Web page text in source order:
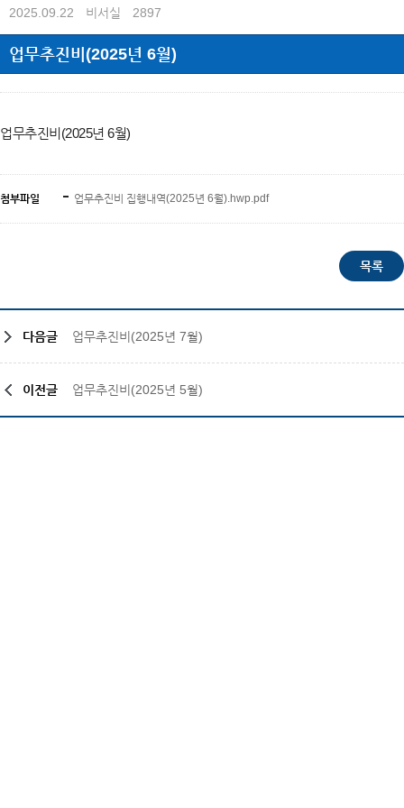
2025.09.22 비서실 2897
업무추진비(2025년 6월)
업무추진비(2025년 6월)
첨부파일 업무추진비 집행내역(2025년 6월).hwp.pdf
다음글 업무추진비(2025년 7월)
이전글 업무추진비(2025년 5월)